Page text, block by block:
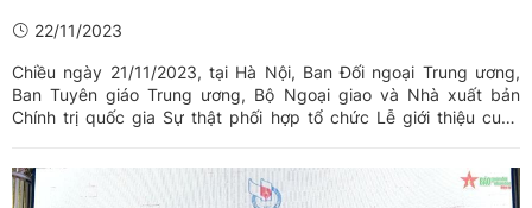
22/11/2023
Chiều ngày 21/11/2023, tại Hà Nội, Ban Đối ngoại Trung ương,
Ban Tuyên giáo Trung ương, Bộ Ngoại giao và Nhà xuất bản
Chính trị quốc gia Sự thật phối hợp tổ chức Lễ giới thiệu cuốn